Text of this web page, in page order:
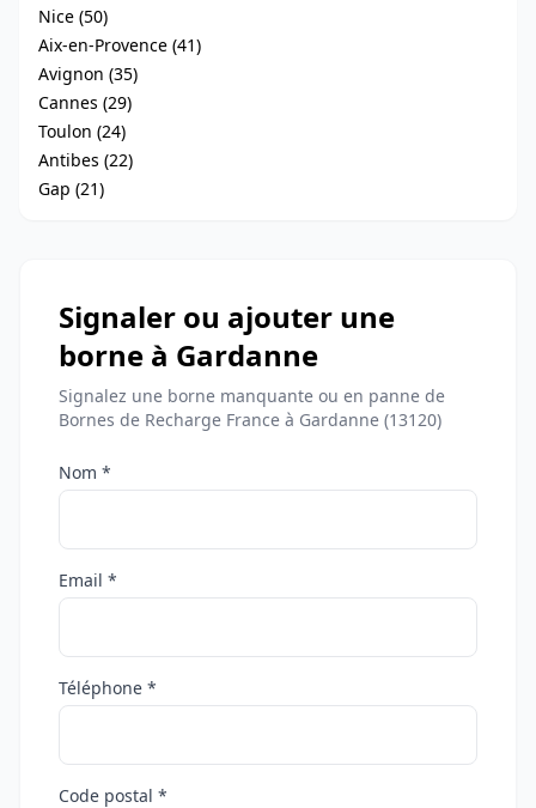
Nice (50)
Aix-en-Provence (41)
Avignon (35)
Cannes (29)
Toulon (24)
Antibes (22)
Gap (21)
Signaler ou ajouter une
borne à Gardanne
Signalez une borne manquante ou en panne de
Bornes de Recharge France à Gardanne (13120)
Nom *
Email *
Téléphone *
Code postal *